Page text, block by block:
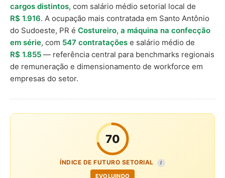
cargos distintos, com salário médio setorial local de
R$ 1.916. A ocupação mais contratada em Santo Antônio
do Sudoeste, PR é Costureiro, a máquina na confecção
em série, com 547 contratações e salário médio de
R$ 1.855 — referência central para benchmarks regionais
de remuneração e dimensionamento de workforce em
empresas do setor.
70
ÍNDICE DE FUTURO SETORIAL I
EVOLUINDO